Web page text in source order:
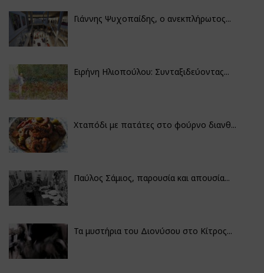
Γιάννης Ψυχοπαίδης, ο ανεκπλήρωτος...
Ειρήνη Ηλιοπούλου: Συνταξιδεύοντας...
Χταπόδι με πατάτες στο φούρνο διανθ...
Παύλος Σάμιος, παρουσία και απουσία...
Τα μυστήρια του Διονύσου στο Κίτρος...